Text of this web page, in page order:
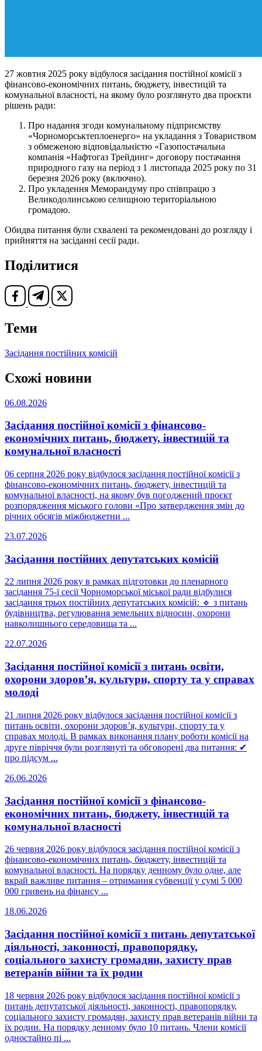
27 жовтня 2025 року відбулося засідання постійної комісії з
фінансово-економічних питань, бюджету, інвестицій та
комунальної власності, на якому було розглянуто два проєкти
рішень ради:
Про надання згоди комунальному підприємству
«Чорноморськтеплоенерго» на укладання з Товариством
з обмеженою відповідальністю «Газопостачальна
компанія «Нафтогаз Трейдинг» договору постачання
природного газу на період з 1 листопада 2025 року по 31
березня 2026 року (включно).
Про укладення Меморандуму про співпрацю з
Великодолинською селищною територіальною
громадою.
Обидва питання були схвалені та рекомендовані до розгляду і
прийняття на засіданні сесії ради.
Поділитися
Теми
Засідання постійних комісій
Схожі новини
06.08.2026
Засідання постійної комісії з фінансово-
економічних питань, бюджету, інвестицій та
комунальної власності
06 серпня 2026 року відбулося засідання постійної комісії з
фінансово-економічних питань, бюджету, інвестицій та
комунальної власності, на якому був погоджений проєкт
розпорядження міського голови «Про затвердження змін до
річних обсягів міжбюджетни ...
23.07.2026
Засідання постійних депутатських комісій
22 липня 2026 року в рамках підготовки до пленарного
засідання 75-ї сесії Чорноморської міської ради відбулися
засідання трьох постійних депутатських комісій: 🔹 з питань
будівництва, регулювання земельних відносин, охорони
навколишнього середовища та ...
22.07.2026
Засідання постійної комісії з питань освіти,
охорони здоров’я, культури, спорту та у справах
молоді
21 липня 2026 року відбулося засідання постійної комісії з
питань освіти, охорони здоров’я, культури, спорту та у
справах молоді. В рамках виконання плану роботи комісії на
друге півріччя були розглянуті та обговорені два питання: ✔
про підсум ...
26.06.2026
Засідання постійної комісії з фінансово-
економічних питань, бюджету, інвестицій та
комунальної власності
26 червня 2026 року відбулося засідання постійної комісії з
фінансово-економічних питань, бюджету, інвестицій та
комунальної власності. На порядку денному було одне, але
вкрай важливе питання – отримання субвенції у сумі 5 000
000 гривень на фінансу ...
18.06.2026
Засідання постійної комісії з питань депутатської
діяльності, законності, правопорядку,
соціального захисту громадян, захисту прав
ветеранів війни та їх родин
18 червня 2026 року відбулося засідання постійної комісії з
питань депутатської діяльності, законності, правопорядку,
соціального захисту громадян, захисту прав ветеранів війни та
їх родин. На порядку денному було 10 питань. Члени комісії
одностайно пі ...